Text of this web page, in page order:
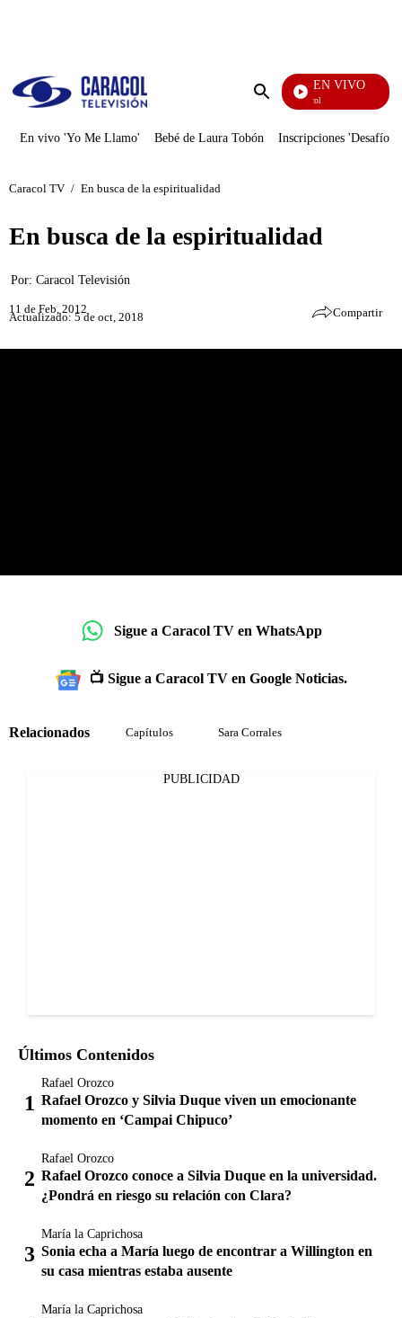
Enviar
EN VIVO
Noticias Caracol
En vivo 'Yo Me Llamo' Bebé de Laura Tobón Inscripciones 'Desafío'
Caracol TV / En busca de la espiritualidad
En busca de la espiritualidad
Por: Caracol Televisión
11 de Feb, 2012
Actualizado: 5 de oct, 2018 Compartir
Sigue a Caracol TV en WhatsApp
📺 Sigue a Caracol TV en Google Noticias.
Relacionados Capítulos Sara Corrales
PUBLICIDAD
Últimos Contenidos
Rafael Orozco
Rafael Orozco y Silvia Duque viven un emocionante
momento en ‘Campai Chipuco’
Rafael Orozco
Rafael Orozco conoce a Silvia Duque en la universidad.
¿Pondrá en riesgo su relación con Clara?
María la Caprichosa
Sonia echa a María luego de encontrar a Willington en
su casa mientras estaba ausente
María la Caprichosa